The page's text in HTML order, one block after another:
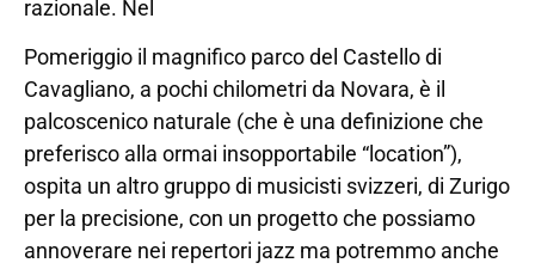
razionale. Nel
Pomeriggio il magnifico parco del Castello di
Cavagliano, a pochi chilometri da Novara, è il
palcoscenico naturale (che è una definizione che
preferisco alla ormai insopportabile “location”),
ospita un altro gruppo di musicisti svizzeri, di Zurigo
per la precisione, con un progetto che possiamo
annoverare nei repertori jazz ma potremmo anche